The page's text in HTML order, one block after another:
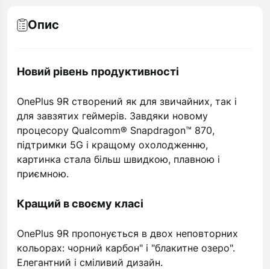
Опис
Новий рівень продуктивності
OnePlus 9R створений як для звичайних, так і
для завзятих геймерів. Завдяки новому
процесору Qualcomm® Snapdragon™ 870,
підтримки 5G і кращому охолодженню,
картинка стала більш швидкою, плавною і
приємною.
Кращий в своєму класі
OnePlus 9R пропонується в двох неповторних
кольорах: чорний карбон" і "блакитне озеро".
Елегантний і сміливий дизайн.